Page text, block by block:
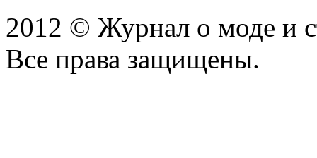
2012 © Журнал о моде и
Все права защищены.